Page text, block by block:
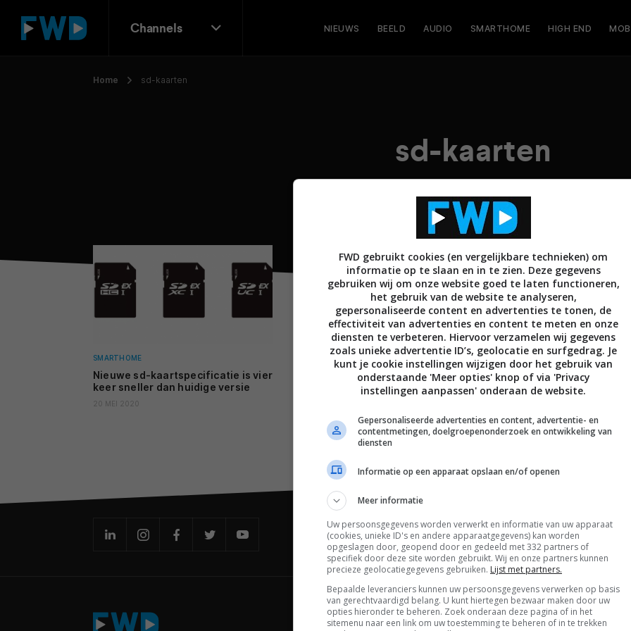
Channels NIEUWS BEELD AUDIO SMARTHOME HIGH END
Home sd-kaarten
sd-kaarten
SMARTHOME
Nieuwe sd-kaartspecificatie is vier
keer sneller dan huidige versie
20 MEI 2020
De laatste updates in je mailbox
Channels
FWD gebruikt cookies (en vergelijkbare technieken) om
informatie op te slaan en in te zien. Deze gegevens
gebruiken wij om onze website goed te laten functioneren,
het gebruik van de website te analyseren,
gepersonaliseerde content en advertenties te tonen, de
effectiviteit van advertenties en content te meten en onze
diensten te verbeteren. Hiervoor verzamelen wij gegevens
zoals unieke advertentie ID’s, geolocatie en surfgedrag. Je
kunt je cookie instellingen wijzigen door het gebruik van
onderstaande 'Meer opties' knop of via 'Privacy
instellingen aanpassen' onderaan de website.
Gepersonaliseerde advertenties en content, advertentie- en
contentmetingen, doelgroepenonderzoek en ontwikkeling van
diensten
Informatie op een apparaat opslaan en/of openen
Meer informatie
Uw persoonsgegevens worden verwerkt en informatie van uw apparaat
(cookies, unieke ID's en andere apparaatgegevens) kan worden
opgeslagen door, geopend door en gedeeld met 332 partners of
specifiek door deze site worden gebruikt. Wij en onze partners kunnen
precieze geolocatiegegevens gebruiken. Lijst met partners.
Bepaalde leveranciers kunnen uw persoonsgegevens verwerken op basis
van gerechtvaardigd belang. U kunt hiertegen bezwaar maken door uw
opties hieronder te beheren. Zoek onderaan deze pagina of in het
sitemenu naar een link om uw toestemming te beheren of in te trekken